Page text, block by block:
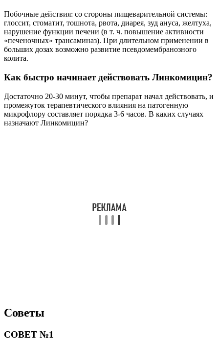
Побочные действия: со стороны пищеварительной системы:
глоссит, стоматит, тошнота, рвота, диарея, зуд ануса, желтуха,
нарушение функции печени (в т. ч. повышение активности
«печеночных» трансаминаз). При длительном применении в
больших дозах возможно развитие псевдомембранозного
колита.
Как быстро начинает действовать Линкомицин?
Достаточно 20-30 минут, чтобы препарат начал действовать, и
промежуток терапевтического влияния на патогенную
микрофлору составляет порядка 3-6 часов. В каких случаях
назначают Линкомицин?
Советы
СОВЕТ №1